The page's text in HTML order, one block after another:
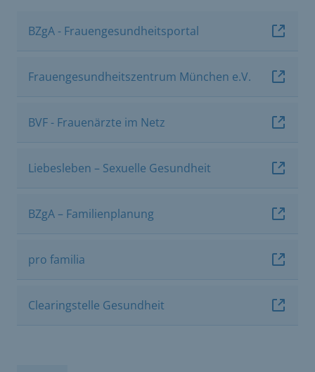
BZgA - Frauengesundheitsportal
Frauengesundheitszentrum München e.V.
BVF - Frauenärzte im Netz
Liebesleben – Sexuelle Gesundheit
BZgA – Familienplanung
pro familia
Clearingstelle Gesundheit